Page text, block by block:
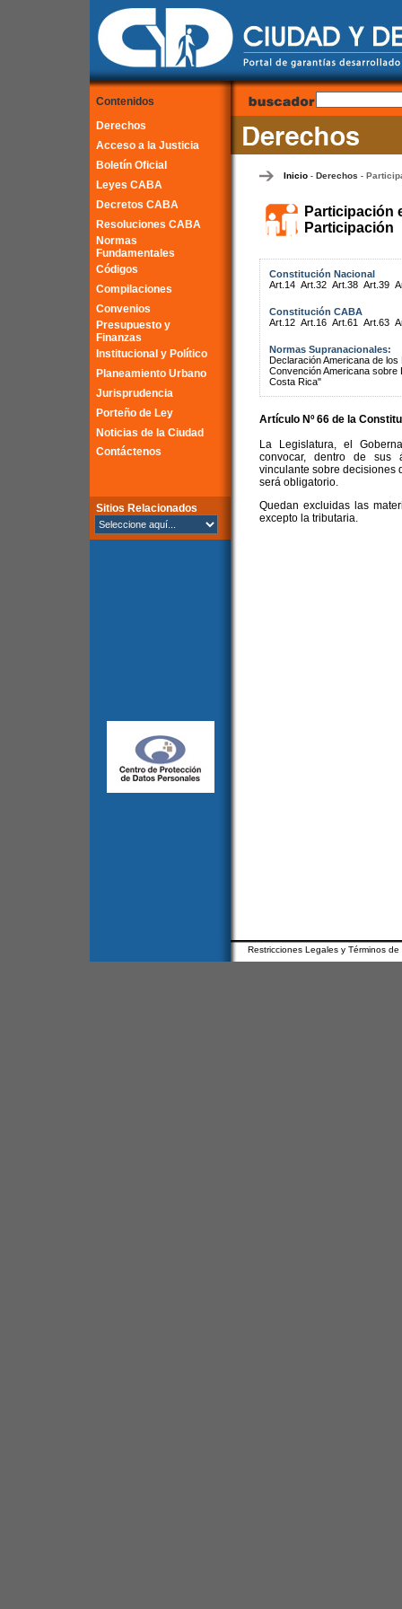
Contenidos
Derechos
Acceso a la Justicia
Boletín Oficial
Leyes CABA
Decretos CABA
Resoluciones CABA
Normas
Fundamentales
Códigos
Compilaciones
Convenios
Presupuesto y
Finanzas
Institucional y Político
Planeamiento Urbano
Jurisprudencia
Porteño de Ley
Noticias de la Ciudad
Contáctenos
Sitios Relacionados
Inicio- Derechos -
Participación
Participación
Constitución Nacional
Art.14 Art.32 Art.38 Art.39
Constitución CABA
Art.12 Art.16 Art.61 Art.63
Normas Supranacionales:
Declaración Americana de
Convención Americana
Costa Rica"
Artículo Nº 66 de la
La Legislatura, el
convocar, dentro de sus
vinculante sobre decisiones
será obligatorio.
Quedan excluidas las
excepto la tributaria.
Restricciones Legales y Términos de